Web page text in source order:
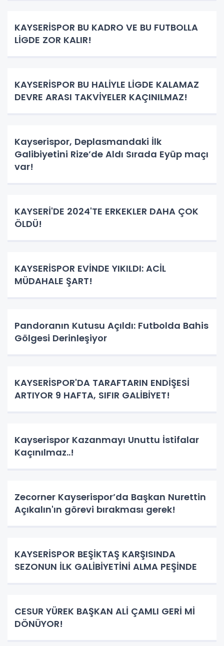
KAYSERİSPOR BU KADRO VE BU FUTBOLLA
LİGDE ZOR KALIR!
KAYSERİSPOR BU HALİYLE LİGDE KALAMAZ
DEVRE ARASI TAKVİYELER KAÇINILMAZ!
Kayserispor, Deplasmandaki İlk
Galibiyetini Rize’de Aldı Sırada Eyüp maçı
var!
KAYSERİ'DE 2024'TE ERKEKLER DAHA ÇOK
ÖLDÜ!
KAYSERİSPOR EVİNDE YIKILDI: ACİL
MÜDAHALE ŞART!
Pandoranın Kutusu Açıldı: Futbolda Bahis
Gölgesi Derinleşiyor
KAYSERİSPOR'DA TARAFTARIN ENDİŞESİ
ARTIYOR 9 HAFTA, SIFIR GALİBİYET!
Kayserispor Kazanmayı Unuttu İstifalar
Kaçınılmaz..!
Zecorner Kayserispor’da Başkan Nurettin
Açıkalın'ın görevi bırakması gerek!
KAYSERİSPOR BEŞİKTAŞ KARŞISINDA
SEZONUN İLK GALİBİYETİNİ ALMA PEŞİNDE
CESUR YÜREK BAŞKAN ALİ ÇAMLI GERİ Mİ
DÖNÜYOR!